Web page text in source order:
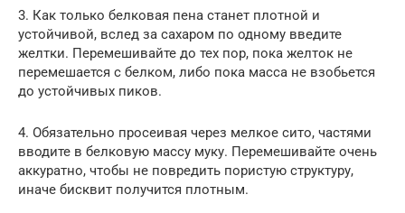
3. Как только белковая пена станет плотной и
устойчивой, вслед за сахаром по одному введите
желтки. Перемешивайте до тех пор, пока желток не
перемешается с белком, либо пока масса не взобьется
до устойчивых пиков.
4. Обязательно просеивая через мелкое сито, частями
вводите в белковую массу муку. Перемешивайте очень
аккуратно, чтобы не повредить пористую структуру,
иначе бисквит получится плотным.